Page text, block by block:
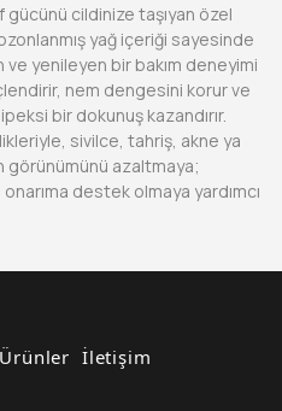
gücünü cildinize taşıyan özel
yağ içeriği sayesinde
yenileyen bir bakım deneyimi
nem dengesini korur ve
bir dokunuş kazandırır.
sivilce, tahriş, akne ya
görünümünü azaltmaya;
destek olmaya yardımcı
Ürünler İletişim